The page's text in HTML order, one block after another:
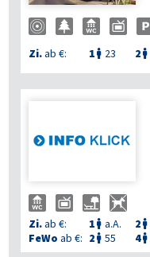
Zi.ab €: 1  23 2 
Zi.ab €: 1  a.A. 2 
FeWo ab €: 2  55 4